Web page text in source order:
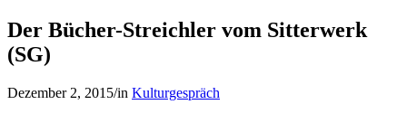
Der Bücher-Streichler vom Sitterwerk
(SG)
Dezember 2, 2015/in Kulturgespräch